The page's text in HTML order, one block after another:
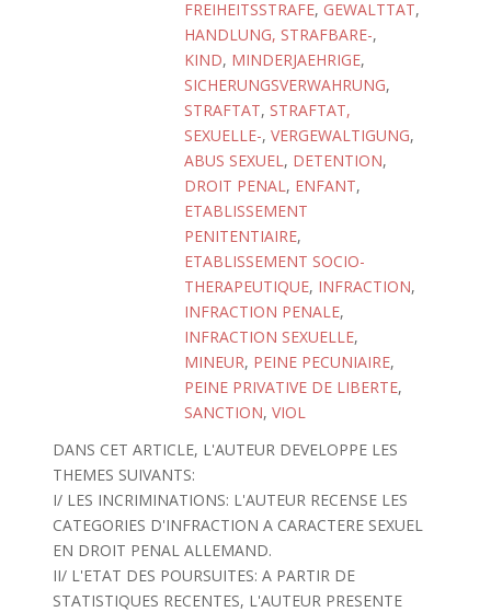
FREIHEITSSTRAFE, GEWALTTAT,
HANDLUNG, STRAFBARE-,
KIND, MINDERJAEHRIGE,
SICHERUNGSVERWAHRUNG,
STRAFTAT, STRAFTAT,
SEXUELLE-, VERGEWALTIGUNG,
ABUS SEXUEL, DETENTION,
DROIT PENAL, ENFANT,
ETABLISSEMENT
PENITENTIAIRE,
ETABLISSEMENT SOCIO-
THERAPEUTIQUE, INFRACTION,
INFRACTION PENALE,
INFRACTION SEXUELLE,
MINEUR, PEINE PECUNIAIRE,
PEINE PRIVATIVE DE LIBERTE,
SANCTION, VIOL
DANS CET ARTICLE, L'AUTEUR DEVELOPPE LES
THEMES SUIVANTS:
I/ LES INCRIMINATIONS: L'AUTEUR RECENSE LES
CATEGORIES D'INFRACTION A CARACTERE SEXUEL
EN DROIT PENAL ALLEMAND.
II/ L'ETAT DES POURSUITES: A PARTIR DE
STATISTIQUES RECENTES, L'AUTEUR PRESENTE